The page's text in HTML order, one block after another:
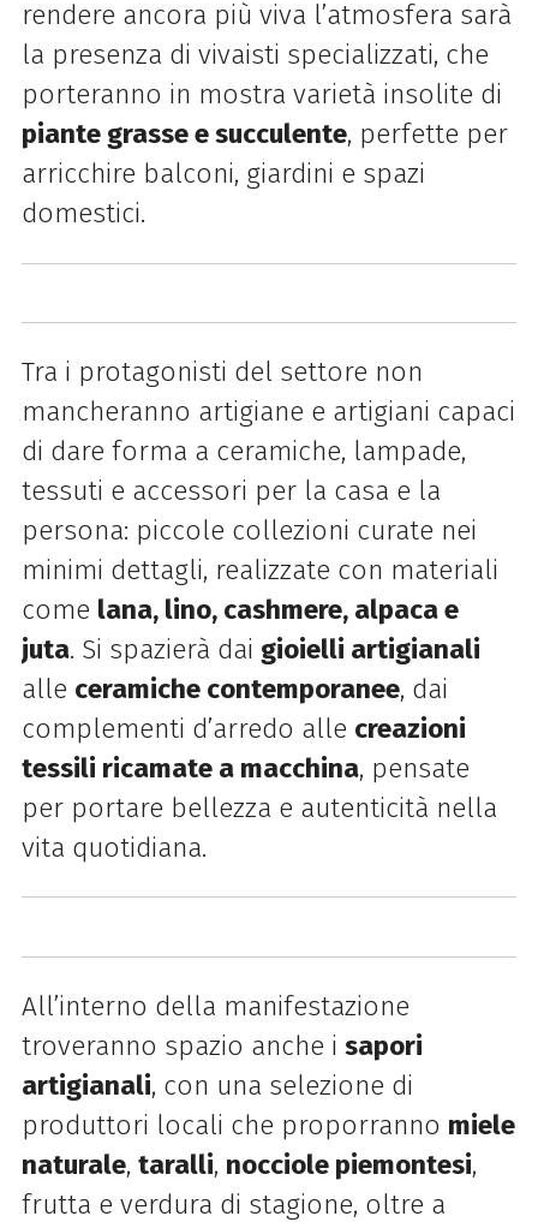
rendere ancora più viva l’atmosfera sarà
la presenza di vivaisti specializzati, che
porteranno in mostra varietà insolite di
piante grasse e succulente, perfette per
arricchire balconi, giardini e spazi
domestici.
Tra i protagonisti del settore non
mancheranno artigiane e artigiani capaci
di dare forma a ceramiche, lampade,
tessuti e accessori per la casa e la
persona: piccole collezioni curate nei
minimi dettagli, realizzate con materiali
come lana, lino, cashmere, alpaca e
juta. Si spazierà dai gioielli artigianali
alle ceramiche contemporanee, dai
complementi d’arredo alle creazioni
tessili ricamate a macchina, pensate
per portare bellezza e autenticità nella
vita quotidiana.
All’interno della manifestazione
troveranno spazio anche i sapori
artigianali, con una selezione di
produttori locali che proporranno miele
naturale, taralli, nocciole piemontesi,
frutta e verdura di stagione, oltre a